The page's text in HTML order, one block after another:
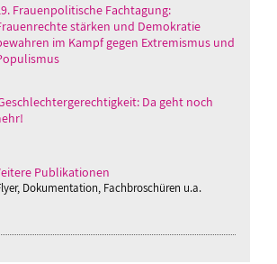
Frauenpolitische Fachtagung:
stärken und Demokratie
im Kampf gegen Extremismus und
Da geht noch
Publikationen
Dokumentation, Fachbroschüren u.a.